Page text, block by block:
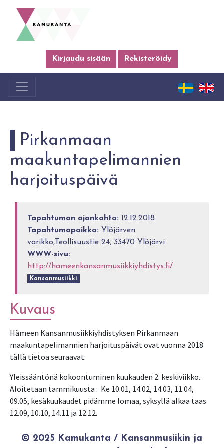
Kirjaudu sisään Rekisteröidy
Pirkanmaan
maakuntapelimannien
harjoituspäivä
Tapahtuman ajankohta: 12.12.2018
Tapahtumapaikka: Ylöjärven
varikko,Teollisuustie 24, 33470 Ylöjärvi
WWW-sivu:
http://hameenkansanmusiikkiyhdistys.fi/
Kansanmusiikki
Kuvaus
Hämeen Kansanmusiikkiyhdistyksen Pirkanmaan
maakuntapelimannien harjoituspäivät ovat vuonna 2018
tällä tietoa seuraavat:
Yleissääntönä kokoontuminen kuukauden 2. keskiviikko..
Aloitetaan tammikuusta : Ke 10.01, 14.02, 14.03, 11.04,
09.05, kesäkuukaudet pidämme lomaa, syksyllä alkaa taas
12.09, 10.10, 14.11 ja 12.12.
© 2025 Kamukanta / Kansanmusiikin ja